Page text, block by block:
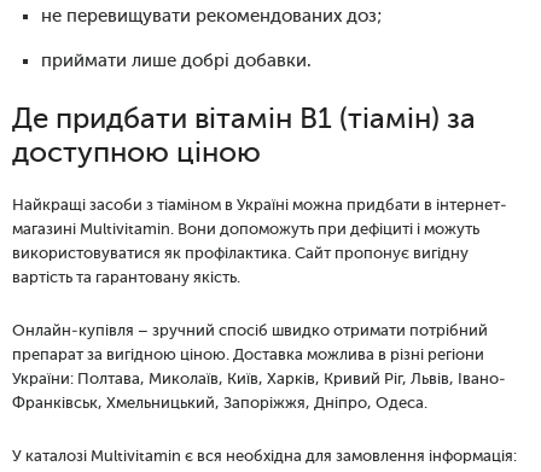
не перевищувати рекомендованих доз;
приймати лише добрі добавки.
Де придбати вітамін B1 (тіамін) за
доступною ціною
Найкращі засоби з тіаміном в Україні можна придбати в інтернет-
магазині Multivitamin. Вони допоможуть при дефіциті і можуть
використовуватися як профілактика. Сайт пропонує вигідну
вартість та гарантовану якість.
Онлайн-купівля – зручний спосіб швидко отримати потрібний
препарат за вигідною ціною. Доставка можлива в різні регіони
України: Полтава, Миколаїв, Київ, Харків, Кривий Ріг, Львів, Івано-
Франківськ, Хмельницький, Запоріжжя, Дніпро, Одеса.
У каталозі Multivitamin є вся необхідна для замовлення інформація: